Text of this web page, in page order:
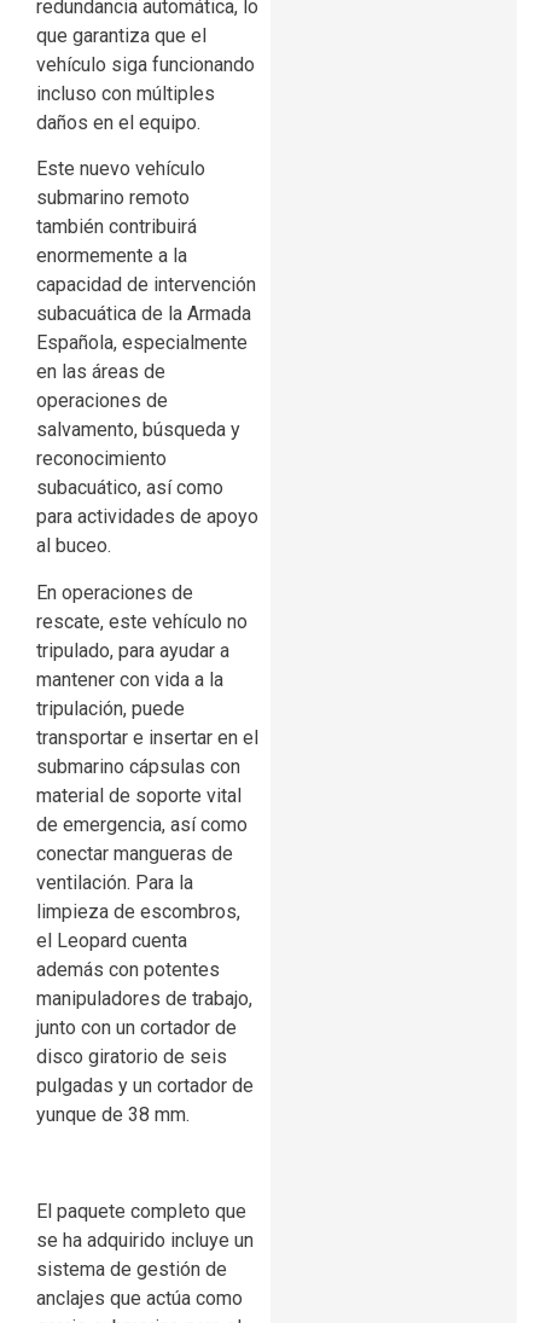
redundancia automática, lo
que garantiza que el
vehículo siga funcionando
incluso con múltiples
daños en el equipo.
Este nuevo vehículo
submarino remoto
también contribuirá
enormemente a la
capacidad de intervención
subacuática de la Armada
Española, especialmente
en las áreas de
operaciones de
salvamento, búsqueda y
reconocimiento
subacuático, así como
para actividades de apoyo
al buceo.
En operaciones de
rescate, este vehículo no
tripulado, para ayudar a
mantener con vida a la
tripulación, puede
transportar e insertar en el
submarino cápsulas con
material de soporte vital
de emergencia, así como
conectar mangueras de
ventilación. Para la
limpieza de escombros,
el Leopard cuenta
además con potentes
manipuladores de trabajo,
junto con un cortador de
disco giratorio de seis
pulgadas y un cortador de
yunque de 38 mm.
El paquete completo que
se ha adquirido incluye un
sistema de gestión de
anclajes que actúa como